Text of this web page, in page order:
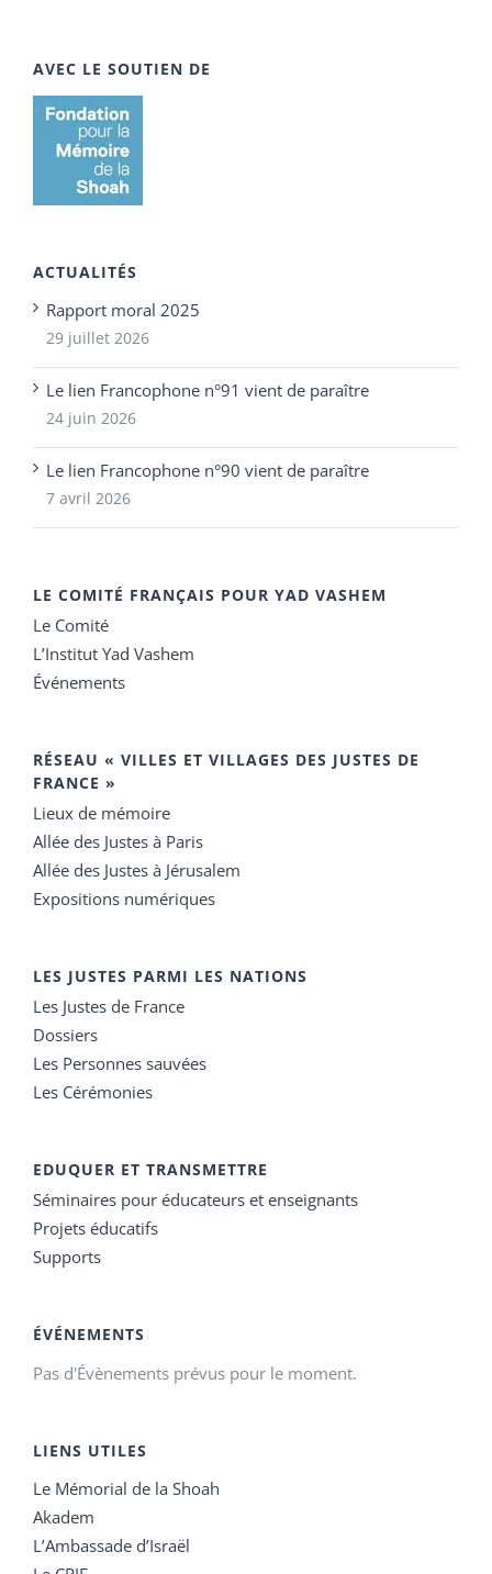
AVEC LE SOUTIEN DE
ACTUALITÉS
Rapport moral 2025
29 juillet 2026
Le lien Francophone n°91 vient de paraître
24 juin 2026
Le lien Francophone n°90 vient de paraître
7 avril 2026
LE COMITÉ FRANÇAIS POUR YAD VASHEM
Le Comité
L’Institut Yad Vashem
Événements
RÉSEAU « VILLES ET VILLAGES DES JUSTES DE
FRANCE »
Lieux de mémoire
Allée des Justes à Paris
Allée des Justes à Jérusalem
Expositions numériques
LES JUSTES PARMI LES NATIONS
Les Justes de France
Dossiers
Les Personnes sauvées
Les Cérémonies
EDUQUER ET TRANSMETTRE
Séminaires pour éducateurs et enseignants
Projets éducatifs
Supports
ÉVÉNEMENTS
Pas d'Évènements prévus pour le moment.
LIENS UTILES
Le Mémorial de la Shoah
Akadem
L’Ambassade d’Israël